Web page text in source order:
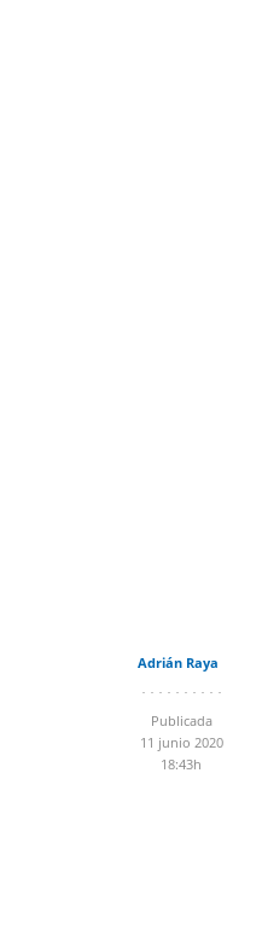
Adrián Raya
Publicada
11 junio 2020
18:43h